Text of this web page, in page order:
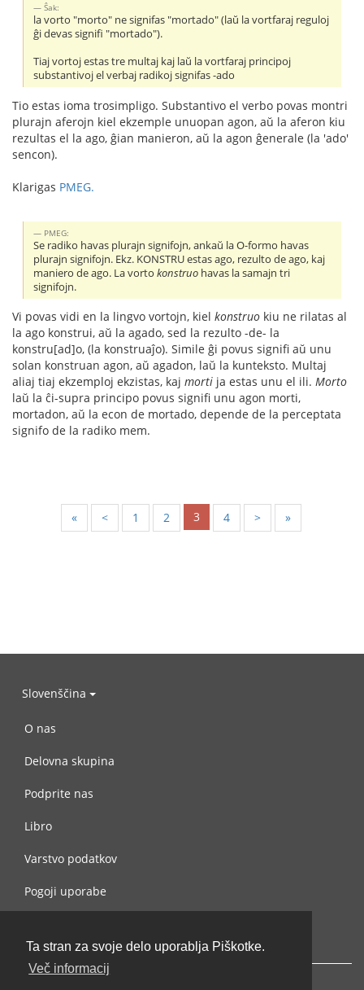
Ta stran za svoje delo uporablja Piškotke.
Več informacij
Ŝak:
la vorto "morto" ne signifas "mortado" (laŭ la vortfaraj reguloj
ĝi devas signifi "mortado").
Tiaj vortoj estas tre multaj kaj laŭ la vortfaraj principoj
substantivoj el verbaj radikoj signifas -ado
Tio estas ioma trosimpligo. Substantivo el verbo povas montri
plurajn aferojn kiel ekzemple unuopan agon, aŭ la aferon kiu
rezultas el la ago, ĝian manieron, aŭ la agon ĝenerale (la 'ado'
sencon).
Klarigas PMEG.
PMEG:
Se radiko havas plurajn signifojn, ankaŭ la O-formo havas
plurajn signifojn. Ekz. KONSTRU estas ago, rezulto de ago, kaj
maniero de ago. La vortokonstruo havas la samajn tri
signifojn.
Vi povas vidi en la lingvo vortojn, kiel konstruo kiu ne rilatas al
la ago konstrui, aŭ la agado, sed la rezulto -de- la
konstru[ad]o, (la konstruaĵo). Simile ĝi povus signifi aŭ unu
solan konstruan agon, aŭ agadon, laŭ la kunteksto. Multaj
aliaj tiaj ekzemploj ekzistas, kaj morti ja estas unu el ili. Morto
laŭ la ĉi-supra principo povus signifi unu agon morti,
mortadon, aŭ la econ de mortado, depende de la perceptata
signifo de la radiko mem.
« < 1 2 3 4 > »
Slovenščina
O nas
Delovna skupina
Podprite nas
Libro
Varstvo podatkov
Pogoji uporabe